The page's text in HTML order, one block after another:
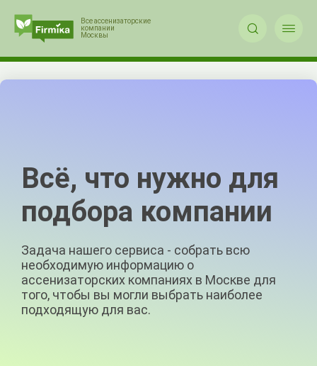
 
Всё, что нужно для
подбора компании
Задача нашего сервиса - собрать всю
необходимую информацию о
ассенизаторских компаниях в Москве для
того, чтобы вы могли выбрать наиболее
подходящую для вас.